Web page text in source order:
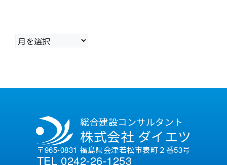
ア
ー
総合建設コンサルタント
株式会社 ダイエツ
〒965-0831 福島県会津若松市表町２番53号
TEL 0242-26-1253